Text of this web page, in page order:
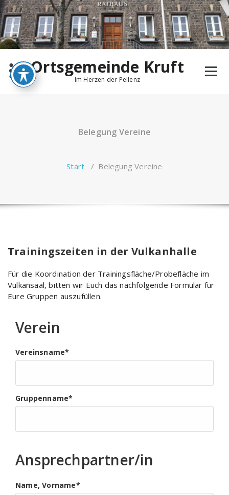
Zum
Inhalt
springen
Ortsgemeinde Kruft
Im Herzen der Pellenz
Belegung Vereine
Start / Belegung Vereine
Trainingszeiten in der Vulkanhalle
Für die Koordination der Trainingsfläche/Probefläche im
Vulkansaal, bitten wir Euch das nachfolgende Formular für
Eure Gruppen auszufüllen.
Verein
Vereinsname*
Gruppenname*
Ansprechpartner/in
Name, Vorname*